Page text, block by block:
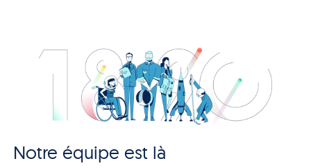
Notre équipe est là